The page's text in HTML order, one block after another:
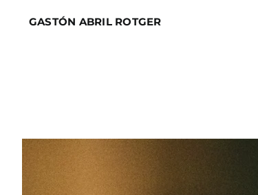
GASTÓN ABRIL ROTGER